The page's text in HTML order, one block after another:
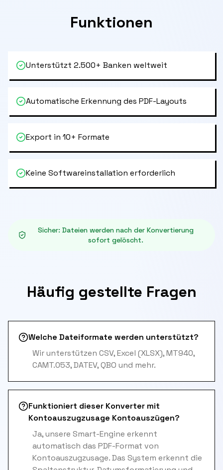
Funktionen
Unterstützt 2.500+ Banken weltweit
Automatische Erkennung des PDF-Layouts
Export in 10+ Formate
Keine Softwareinstallation erforderlich
Sicher: Dateien werden nach der Konvertierung
sofort gelöscht.
Häufig gestellte Fragen
Welche Dateiformate werden unterstützt?
Wir unterstützen CSV, Excel (XLSX), MT940,
CAMT.053, DATEV, QBO und mehr.
Funktioniert dieser Konverter mit
Kontoauszugzusage Kontoauszügen?
Ja, unsere Smart-Engine erkennt
automatisch das PDF-Format von
Kontoauszugzusage. Das System erkennt die